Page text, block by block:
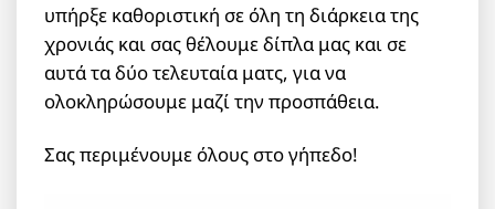
υπήρξε καθοριστική σε όλη τη διάρκεια της
χρονιάς και σας θέλουμε δίπλα μας και σε
αυτά τα δύο τελευταία ματς, για να
ολοκληρώσουμε μαζί την προσπάθεια.
Σας περιμένουμε όλους στο γήπεδο!